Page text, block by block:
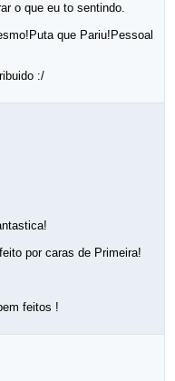
o que eu to sentindo.
que Pariu!Pessoal
:/
por caras de Primeira!
feitos !